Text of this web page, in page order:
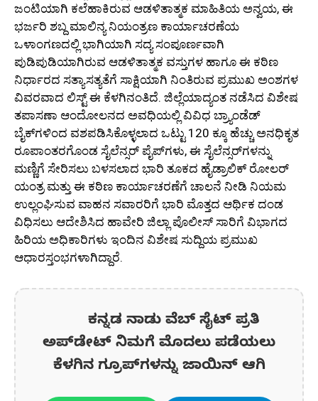
ಜಂಟಿಯಾಗಿ ಕಲೆಹಾಕಿರುವ ಆಡಳಿತಾತ್ಮಕ ಮಾಹಿತಿಯ ಅನ್ವಯ, ಈ
ಭರ್ಜರಿ ಶಬ್ದ ಮಾಲಿನ್ಯ ನಿಯಂತ್ರಣ ಕಾರ್ಯಾಚರಣೆಯ
ಒಳಾಂಗಣದಲ್ಲಿ ಭಾಗಿಯಾಗಿ ಸದ್ಯ ಸಂಪೂರ್ಣವಾಗಿ
ಪುಡಿಪುಡಿಯಾಗಿರುವ ಆಡಳಿತಾತ್ಮಕ ವಸ್ತುಗಳ ಹಾಗೂ ಈ ಕಠಿಣ
ನಿರ್ಧಾರದ ಸತ್ಯಾಸತ್ಯತೆಗೆ ಸಾಕ್ಷಿಯಾಗಿ ನಿಂತಿರುವ ಪ್ರಮುಖ ಅಂಶಗಳ
ವಿವರವಾದ ಲಿಸ್ಟ್ ಈ ಕೆಳಗಿನಂತಿದೆ. ಜಿಲ್ಲೆಯಾದ್ಯಂತ ನಡೆಸಿದ ವಿಶೇಷ
ತಪಾಸಣಾ ಆಂದೋಲನದ ಅವಧಿಯಲ್ಲಿ ವಿವಿಧ ಬ್ರ್ಯಾಂಡೆಡ್
ಬೈಕ್‌ಗಳಿಂದ ವಶಪಡಿಸಿಕೊಳ್ಳಲಾದ ಒಟ್ಟು 120 ಕ್ಕೂ ಹೆಚ್ಚು ಅನಧಿಕೃತ
ರೂಪಾಂತರಗೊಂಡ ಸೈಲೆನ್ಸರ್ ಪೈಪ್‌ಗಳು, ಈ ಸೈಲೆನ್ಸರ್‌ಗಳನ್ನು
ಮಣ್ಣಿಗೆ ಸೇರಿಸಲು ಬಳಸಲಾದ ಭಾರಿ ತೂಕದ ಹೈಡ್ರಾಲಿಕ್ ರೋಲರ್
ಯಂತ್ರ ಮತ್ತು ಈ ಕಠಿಣ ಕಾರ್ಯಾಚರಣೆಗೆ ಚಾಲನೆ ನೀಡಿ ನಿಯಮ
ಉಲ್ಲಂಘಿಸುವ ವಾಹನ ಸವಾರರಿಗೆ ಭಾರಿ ಮೊತ್ತದ ಆರ್ಥಿಕ ದಂಡ
ವಿಧಿಸಲು ಆದೇಶಿಸಿದ ಹಾವೇರಿ ಜಿಲ್ಲಾ ಪೊಲೀಸ್ ಸಾರಿಗೆ ವಿಭಾಗದ
ಹಿರಿಯ ಅಧಿಕಾರಿಗಳು ಇಂದಿನ ವಿಶೇಷ ಸುದ್ದಿಯ ಪ್ರಮುಖ
ಆಧಾರಸ್ತಂಭಗಳಾಗಿದ್ದಾರೆ.
ಕನ್ನಡ ನಾಡು ವೆಬ್ ಸೈಟ್ ಪ್ರತಿ
ಅಪ್‌ಡೇಟ್‌ ನಿಮಗೆ ಮೊದಲು ಪಡೆಯಲು
ಕೆಳಗಿನ ಗ್ರೂಪ್‌ಗಳನ್ನು ಜಾಯಿನ್ ಆಗಿ